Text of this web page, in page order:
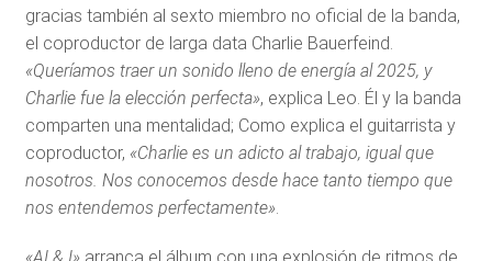
gracias también al sexto miembro no oficial de la banda,
el coproductor de larga data Charlie Bauerfeind.
«Queríamos traer un sonido lleno de energía al 2025, y
Charlie fue la elección perfecta», explica Leo. Él y la banda
comparten una mentalidad; Como explica el guitarrista y
coproductor, «Charlie es un adicto al trabajo, igual que
nosotros. Nos conocemos desde hace tanto tiempo que
nos entendemos perfectamente».